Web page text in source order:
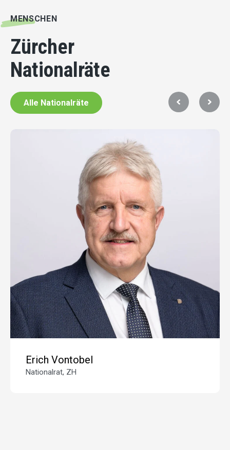
MENSCHEN
Zürcher
Nationalräte
Alle Nationalräte
Erich Vontobel
Nationalrat, ZH